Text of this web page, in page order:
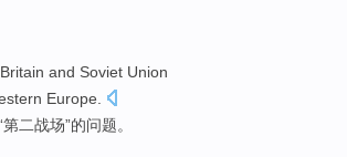
and Soviet Union
Europe
第二战场”的问题。